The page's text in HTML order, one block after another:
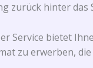
zurück hinter
Service bietet
zu erwerben,